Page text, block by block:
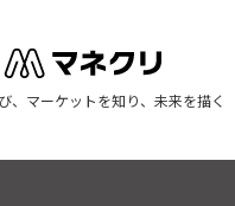
、マーケットを知り、未来を描く